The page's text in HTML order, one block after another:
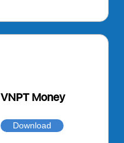
VNPT Money
Download